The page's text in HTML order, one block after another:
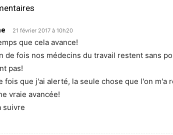
21 février 2017 à 10h20
que cela avance!
de fois nos médecins du travail restent sans
pas!
fois que j'ai alerté, la seule chose que l'on m'a
vraie avancée!
suivre